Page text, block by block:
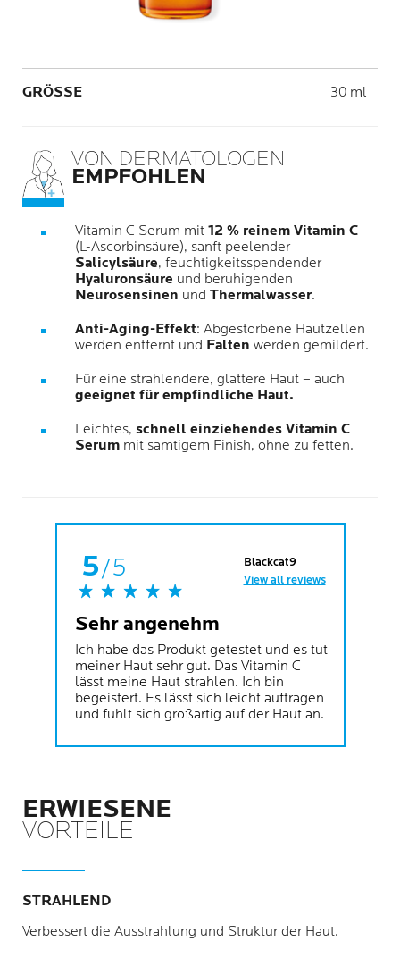
GRÖSSE Volume
30 ml
VON DERMATOLOGEN
EMPFOHLEN
Vitamin C Serum mit 12 % reinem Vitamin C
(L-Ascorbinsäure), sanft peelender
Salicylsäure, feuchtigkeitsspendender
Hyaluronsäure und beruhigenden
Neurosensinen und Thermalwasser.
Anti-Aging-Effekt: Abgestorbene Hautzellen
werden entfernt und Falten werden gemildert.
Für eine strahlendere, glattere Haut – auch
geeignet für empfindliche Haut.
Leichtes, schnell einziehendes Vitamin C
Serum mit samtigem Finish, ohne zu fetten.
5/5
Blackcat9
View all reviews
Sehr angenehm
Ich habe das Produkt getestet und es tut
meiner Haut sehr gut. Das Vitamin C
lässt meine Haut strahlen. Ich bin
begeistert. Es lässt sich leicht auftragen
und fühlt sich großartig auf der Haut an.
ERWIESENE
VORTEILE
STRAHLEND
Verbessert die Ausstrahlung und Struktur der Haut.